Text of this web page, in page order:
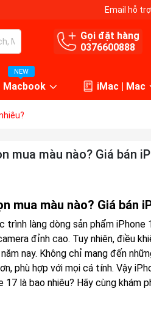
Email hỗ
Gọi đặt hàng
0376600888
NEW
Macbook iMac | Mac
mua màu nào? Giá bán
mua màu nào? Giá bán
trình làng dòng sản phẩm
đỉnh cao. Tuy nhiên, điều
nay. Không chỉ mang đến
phù hợp với mọi cá tính. Vậy
17 là bao nhiêu? Hãy cùng